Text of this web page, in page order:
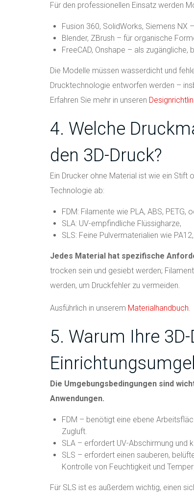
Für den professionellen Einsatz werden
Fusion 360, SolidWorks, Siemens
Blender, ZBrush – für organische
FreeCAD, Onshape – als zugängliche,
Die Modelle müssen wasserdicht und
Drucktechnologie entworfen werden –
Erfahren Sie mehr in unseren
4. Welche
den 3D-Druck?
Ein Drucker ohne Material ist wie ein Stift
Technologie ab:
FDM: Filamente wie PLA, ABS, PETG,
SLA: UV-empfindliche Flüssigharze,
SLS: Feine Pulvermaterialien wie
Jedes Material hat spezifische
trocken sein und gesiebt werden;
werden, um Druckfehler zu vermeiden.
Ausführlich in unserem Materialhandbuch.
5. Warum Ihre
Die Umgebungsbedingungen sind
Anwendungen.
FDM – benötigt eine ebene
Zugluft.
SLA – erfordert UV-Abschirmung und
SLS – erfordert einen sauberen,
Kontrolle von Feuchtigkeit und
Für SLS ist es außerdem wichtig, einen